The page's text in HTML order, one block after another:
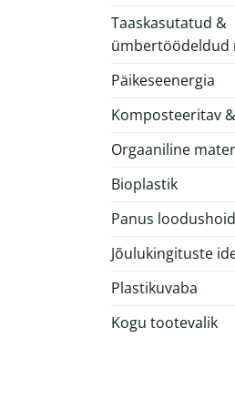
Taaskasutatud &
ümbertöödeldud
Päikeseenergia
Komposteeritav
Orgaaniline
Bioplastik
Panus
Jõulukingituste
Plastikuvaba
Kogu tootevalik